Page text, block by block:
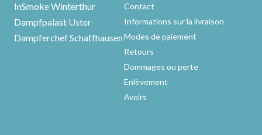
InSmoke Winterthur
Dampfpalast Uster
Dampferchef Schaffhausen
Contact
Informations sur la livraison
Modes de paiement
Retours
Dommages ou perte
Enlèvement
Avoirs